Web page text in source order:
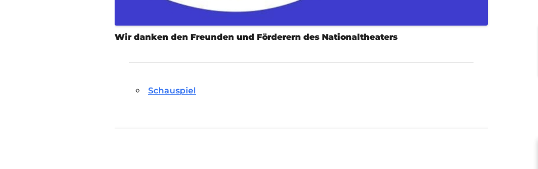
Wir danken den Freunden und Förderern des Nationaltheaters
Schauspiel